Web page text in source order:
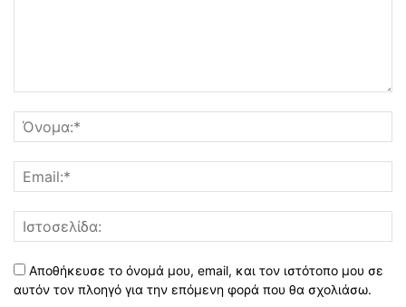
Αποθήκευσε το όνομά μου, email, και τον ιστότοπο μου σε
αυτόν τον πλοηγό για την επόμενη φορά που θα σχολιάσω.